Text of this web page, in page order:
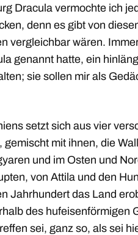
Dracula vermochte ich
denn es gibt von
vergleichbar wären.
genannt hatte, ein
sie sollen mir als
setzt sich aus vier
mit ihnen, die
und im Osten und
von Attila und den
Jahrhundert das Land
des hufeisenförmigen
sei, ganz so, als sei